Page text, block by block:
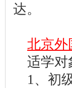
达。
北京外
适学对
1、初